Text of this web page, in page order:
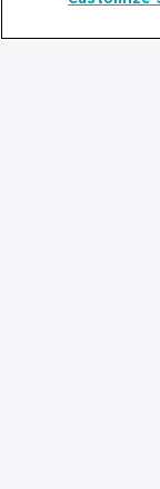
Contribuir